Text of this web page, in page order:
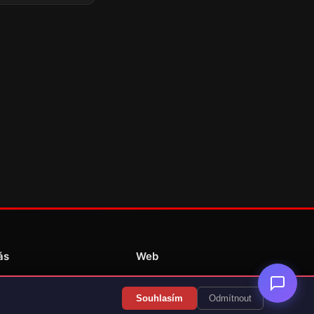
Web
Překlady her
Souhlasím Odmítnout